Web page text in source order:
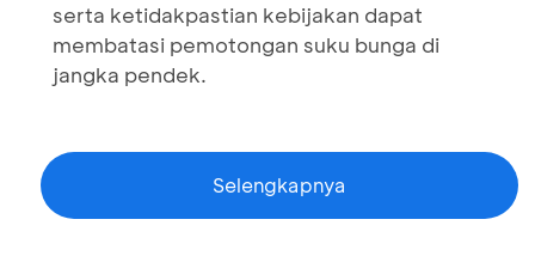
serta ketidakpastian kebijakan dapat
membatasi pemotongan suku bunga di
jangka pendek.
Selengkapnya